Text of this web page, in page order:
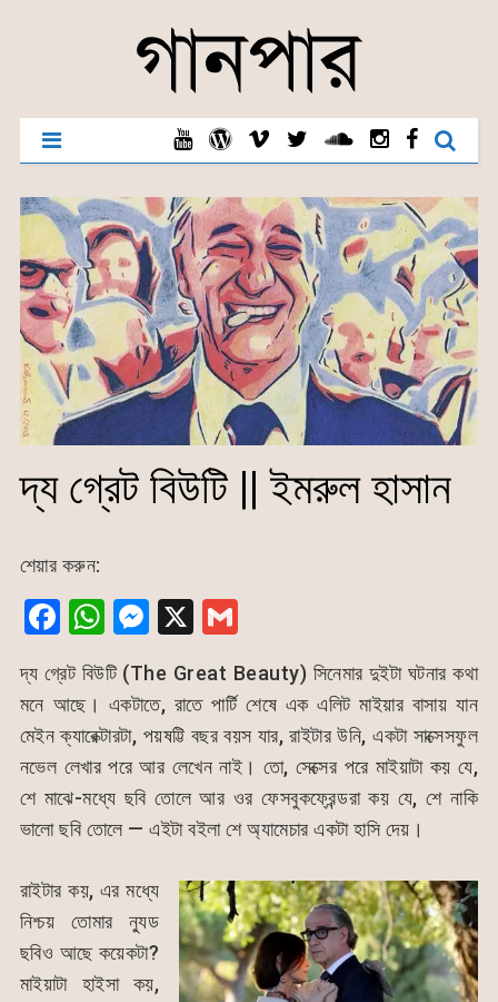
দ্য গ্রেট বিউটি || ইমরুল হাসান
শেয়ার করুন:
F
a
c
e
b
o
o
W
h
at
s
A
p
p
M
s
s
e
n
g
X G
ai
l
দ্য গ্রেট বিউটি (The Great Beauty) সিনেমার দুইটা ঘটনার কথা
মনে আছে। একটাতে, রাতে পার্টি শেষে এক এলিট মাইয়ার বাসায় যান
মেইন ক্যারেক্টারটা, পয়ষট্টি বছর বয়স যার, রাইটার উনি, একটা সাক্সেসফুল
নভেল লেখার পরে আর লেখেন নাই। তো, সেক্সের পরে মাইয়াটা কয় যে,
শে মাঝে-মধ্যে ছবি তোলে আর ওর ফেসবুকফ্রেন্ডরা কয় যে, শে নাকি
ভালো ছবি তোলে — এইটা বইলা শে অ্যামেচার একটা হাসি দেয়।
রাইটার কয়, এর মধ্যে
নিশ্চয় তোমার ন্যুড
ছবিও আছে কয়েকটা?
মাইয়াটা হাইসা কয়,